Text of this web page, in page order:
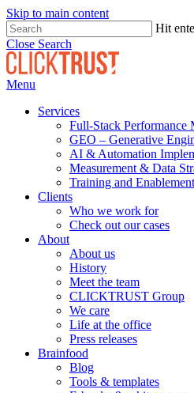
Skip to main content
Hit
Close Search
Menu
Services
Full-Stack Performance
GEO – Generative
AI & Automation
Measurement & Data
Training and Enablement
Clients
Who we work for
Check out our cases
About
About us
History
Meet the team
CLICKTRUST Group
We care
Life at the office
Press releases
Brainfood
Blog
Tools & templates